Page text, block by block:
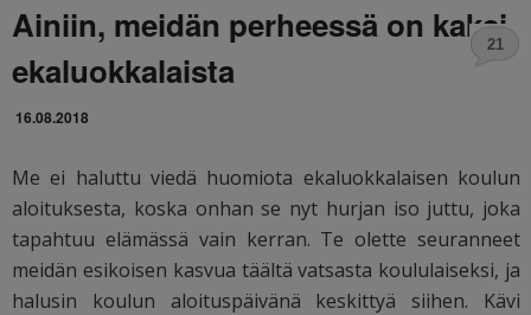
Ainiin, meidän perheessä on kaksi
ekaluokkalaista
16.08.2018
21
Me ei haluttu viedä huomiota ekaluokkalaisen koulun
aloituksesta, koska onhan se nyt hurjan iso juttu, joka
tapahtuu elämässä vain kerran. Te olette seuranneet
meidän esikoisen kasvua täältä vatsasta koululaiseksi, ja
halusin koulun aloituspäivänä keskittyä siihen. Kävi